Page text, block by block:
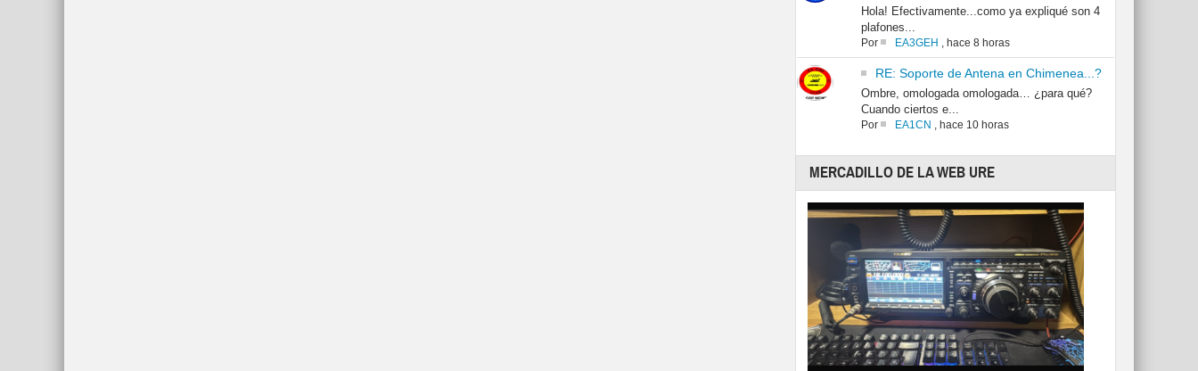
Hola! Efectivamente...como ya expliqué son 4
plafones...
Por EA3GEH , hace 8 horas
RE: Soporte de Antena en Chimenea...?
Ombre, omologada omologada… ¿para qué?
Cuando ciertos e...
Por EA1CN , hace 10 horas
MERCADILLO DE LA WEB URE